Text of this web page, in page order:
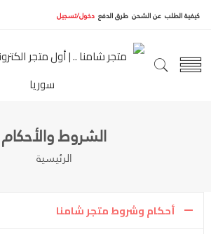
كيفية الطلب عن الشحن طرق الدفع دخول/تسجيل
الشروط والأحكام
الرئيسية
أحكام وشروط متجر شامنا